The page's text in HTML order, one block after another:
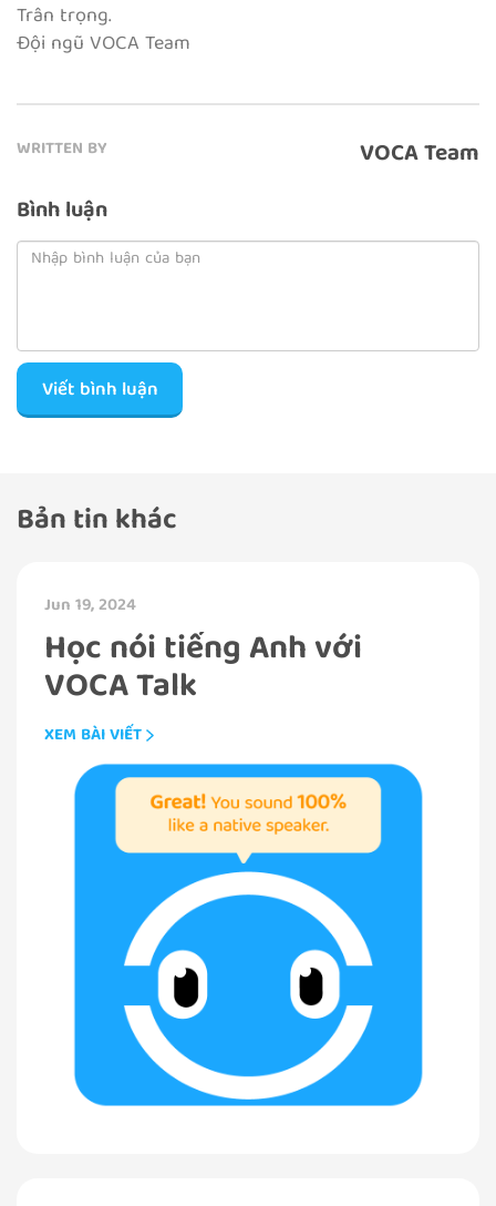
Trân trọng.
Đội ngũ VOCA Team
WRITTEN BY VOCA Team
Bình luận
Viết bình luận
Bản tin khác
Jun 19, 2024
Học nói tiếng Anh với
VOCA Talk
XEM BÀI VIẾT